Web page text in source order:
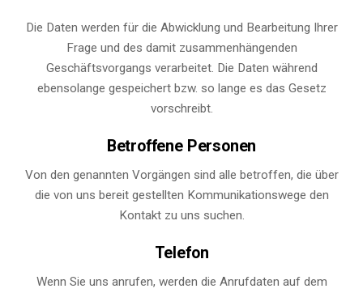
Die Daten werden für die Abwicklung und Bearbeitung Ihrer
Frage und des damit zusammenhängenden
Geschäftsvorgangs verarbeitet. Die Daten während
ebensolange gespeichert bzw. so lange es das Gesetz
vorschreibt.
Betroffene Personen
Von den genannten Vorgängen sind alle betroffen, die über
die von uns bereit gestellten Kommunikationswege den
Kontakt zu uns suchen.
Telefon
Wenn Sie uns anrufen, werden die Anrufdaten auf dem